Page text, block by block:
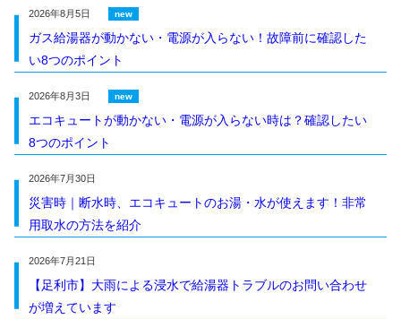
2026年8月5日
ガス給湯器が動かない・電源が入らない！故障前に確認した
い8つのポイント
2026年8月3日
エコキュートが動かない・電源が入らない時は？確認したい
8つのポイント
2026年7月30日
災害時｜断水時、エコキュートのお湯・水が使えます！非常
用取水の方法を紹介
2026年7月21日
【足利市】大雨による浸水で給湯器トラブルのお問い合わせ
が増えています